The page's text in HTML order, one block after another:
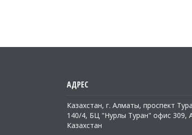
Казахстан, г. Алматы, проспект
140/4, БЦ "Нурлы Туран" офис 309,
Казахстан